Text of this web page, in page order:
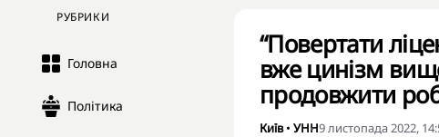
РУБРИКИ
Головна
Політика
“Повертати
вже цинізм
продовжити
Київ• УНН9 листопада 2022,